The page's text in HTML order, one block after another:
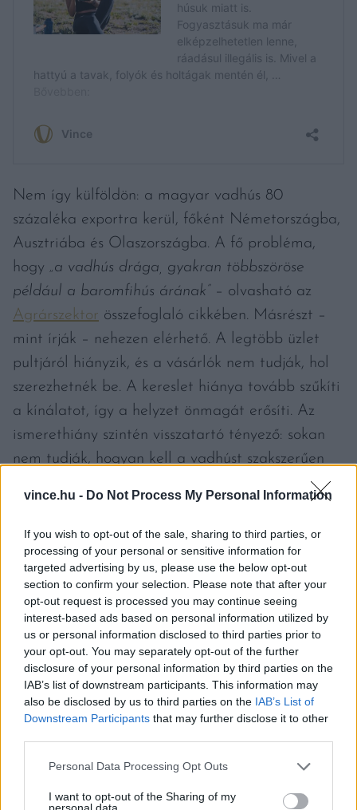
vince.hu - Do Not Process My Personal Information
If you wish to opt-out of the sale, sharing to third parties, or
processing of your personal or sensitive information for
targeted advertising by us, please use the below opt-out
section to confirm your selection. Please note that after your
opt-out request is processed you may continue seeing
interest-based ads based on personal information utilized by
us or personal information disclosed to third parties prior to
your opt-out. You may separately opt-out of the further
disclosure of your personal information by third parties on the
IAB’s list of downstream participants. This information may
also be disclosed by us to third parties on the IAB’s List of
Downstream Participants that may further disclose it to other
Please note that this website/app uses one or more Google
not limited to your visit or usage behaviour. You may click to
Personal Data Processing Opt Outs
I want to opt-out of the Sharing of my
personal data.
Nem így külföldön: a magyar vadhús 80
százaléka exportra kerül, főként Németországba,
Ausztriába és Olaszországba. A fő probléma,
hogy „a vadhús drága, gyakran többszöröse
például a baromfihús árának”
– olvasható az
Agrárszektor összefoglaló cikkében. Másrészt –
mint írják – nehezen elérhető. A legtöbb üzlet
pultjáról hiányzik, és a vásárlók nem tudják, hol
szerezhetnék be. A kereslet hiánya tovább szűkíti
a kínálatot, így a helyzet önmagát erősíti. Az
ismerethiány szintén visszatartó tényező: sokan
nem tudják, hogyan kell a vadhúst szakszerűen
Pedig a cikk szerint a megoldás kézenfekvő.
Minden településen működnek vadásztársaságok,
ahol a helyi fogyasztók tájékozódhatnak a
vadhús beszerzéséről, sőt, egyre több
hipermarket is kínál előre csomagolt,
feldolgozott vadhús-termékeket.